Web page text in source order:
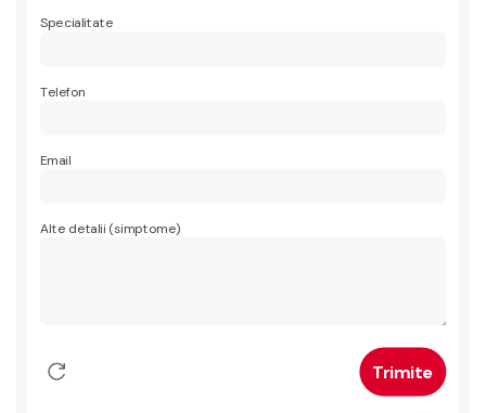
Specialitate
Telefon
Email
Alte detalii (simptome)